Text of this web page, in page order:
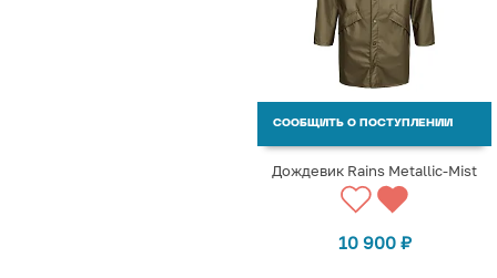
СООБЩИТЬ О ПОСТУПЛЕНИИ
Дождевик Rains Metallic-Mist
10 900 ₽